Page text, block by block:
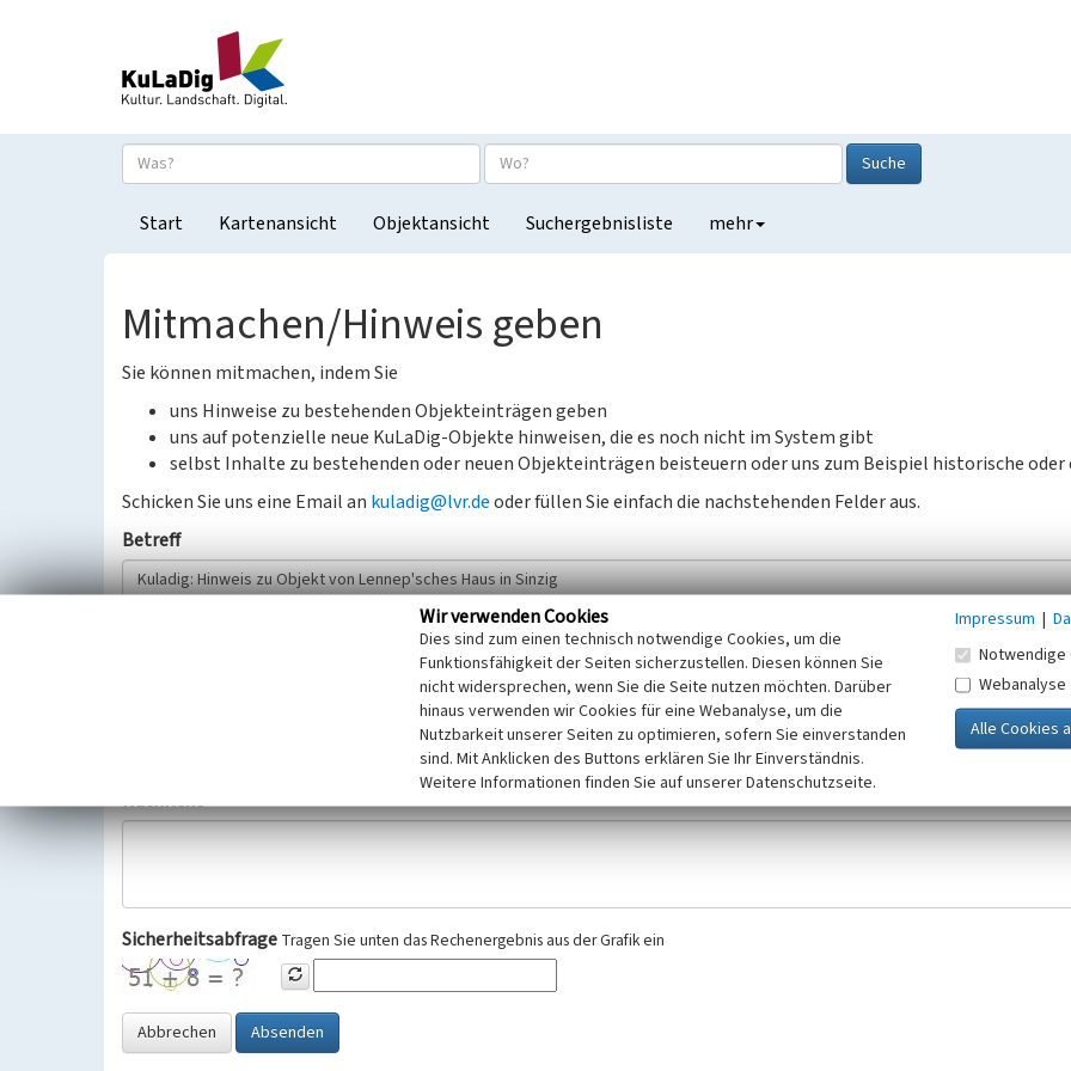
Suche
Start Kartenansicht Objektansicht Suchergebnisliste mehr
Mitmachen/Hinweis geben
Sie können mitmachen, indem Sie
uns Hinweise zu bestehenden Objekteinträgen geben
uns auf potenzielle neue KuLaDig-Objekte hinweisen, die es noch nicht im System gibt
selbst Inhalte zu bestehenden oder neuen Objekteinträgen beisteuern oder uns zum Beispiel historische oder
Schicken Sie uns eine Email an kuladig@lvr.deoder füllen Sie einfach die nachstehenden Felder aus.
Betreff
Wir bitten Sie um freiwillige Angabe Ihres Namens und Ihrer E-Mail-Adresse. Ihre Angaben werden ausschließlich im Rahmen der KuLaDig-
Selbstverständlich werden diese entsprechend der Vorschriften des Telemediengesetzes, des Datenschutzgesetzes NRW und der seit
Datenschutzgrundverordnung (EU-DSGVO) vertraulich behandelt, beachten Sie bitte unsere Hinweise zumDatenschutz
Nachricht
Sicherheitsabfrage Tragen Sie unten das Rechenergebnis aus der Grafik ein
Abbrechen Absenden
Wir verwenden Cookies
Dies sind zum einen technisch notwendige Cookies, um die
Funktionsfähigkeit der Seiten sicherzustellen. Diesen können Sie
nicht widersprechen, wenn Sie die Seite nutzen möchten. Darüber
hinaus verwenden wir Cookies für eine Webanalyse, um die
Nutzbarkeit unserer Seiten zu optimieren, sofern Sie einverstanden
sind. Mit Anklicken des Buttons erklären Sie Ihr Einverständnis.
Weitere Informationen finden Sie auf unserer Datenschutzseite.
Impressum |
Notwendige
Webanalyse